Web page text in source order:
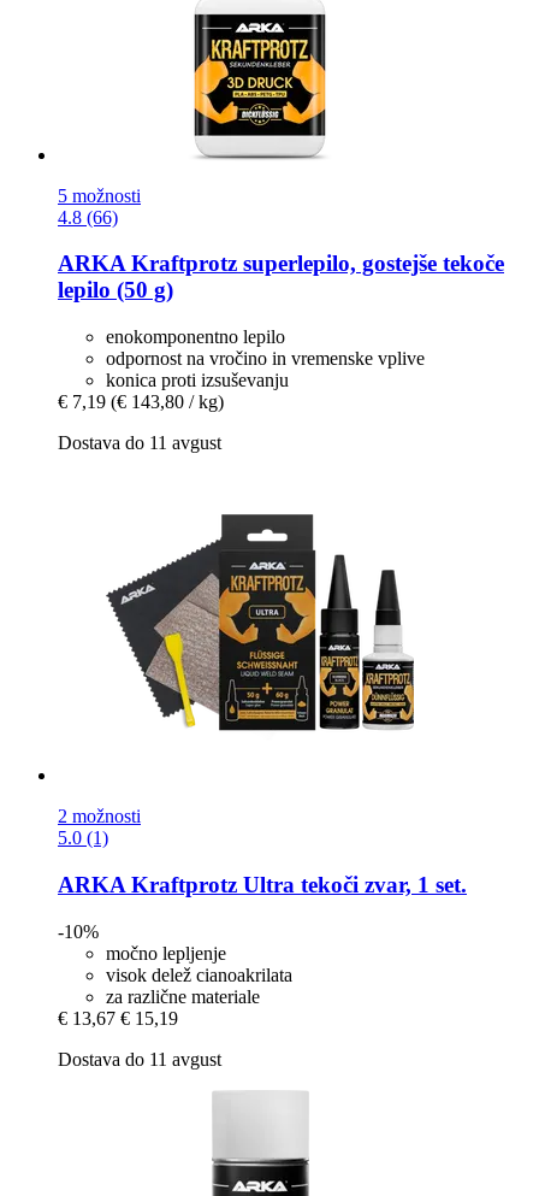
5 možnosti
4.8 (66)
ARKAKraftprotz superlepilo, gostejše tekoče
lepilo (50 g)
enokomponentno lepilo
odpornost na vročino in vremenske vplive
konica proti izsuševanju
€ 7,19 (€ 143,80 / kg)
Dostava do 11 avgust
2 možnosti
5.0 (1)
ARKA Kraftprotz Ultra tekoči zvar, 1 set.
-10%
močno lepljenje
visok delež cianoakrilata
za različne materiale
€ 13,67 € 15,19
Dostava do 11 avgust